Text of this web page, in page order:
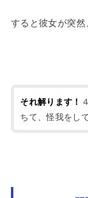
すると彼女が突然
それ解ります！
ちて、怪我をし